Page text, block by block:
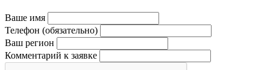
Ваше имя
Телефон (обязательно)
Ваш регион
Комментарий к заявке